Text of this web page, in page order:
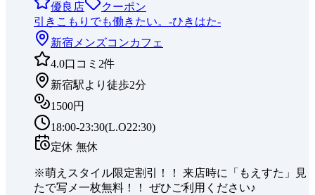
優良店
クーポン
引きこもりでも働きたい。-ひきはた-
新宿 メンズコンカフェ
4.0口コミ 2件
新宿駅より徒歩2分
1500円
18:00-23:30(L.O22:30)
定休 無休
※萌えスタイル限定割引！！ 来店時に「もえすた」見
たで写メ一枚無料！！ ぜひご利用ください♪